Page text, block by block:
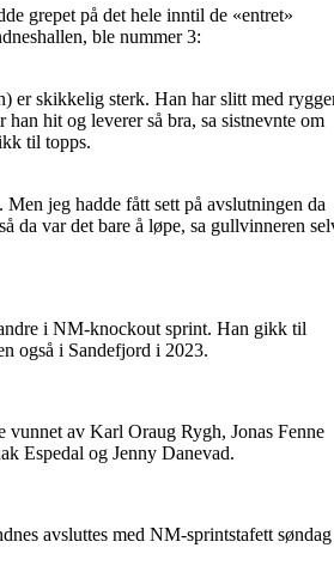
grepet på det hele inntil de «entret»
ble nummer 3:
er skikkelig sterk. Han har slitt med
han hit og leverer så bra, sa sistnevnte om
til topps.
jeg hadde fått sett på avslutningen da
da var det bare å løpe, sa gullvinneren
i NM-knockout sprint. Han gikk til
også i Sandefjord i 2023.
vunnet av Karl Oraug Rygh, Jonas Fenne
Espedal og Jenny Danevad.
avsluttes med NM-sprintstafett søndag